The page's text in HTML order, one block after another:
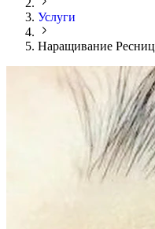
Услуги
Наращивание Ресниц